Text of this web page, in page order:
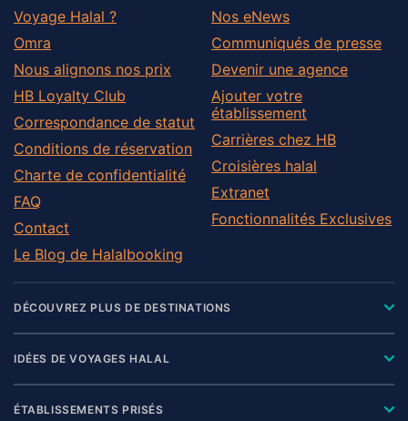
Voyage Halal ?
Omra
Nous alignons nos prix
HB Loyalty Club
Correspondance de statut
Conditions de réservation
Charte de confidentialité
FAQ
Contact
Le Blog de Halalbooking
Nos eNews
Communiqués de presse
Devenir une agence
Ajouter votre
établissement
Carrières chez HB
Croisières halal
Extranet
Fonctionnalités Exclusives
DÉCOUVREZ PLUS DE DESTINATIONS
IDÉES DE VOYAGES HALAL
ÉTABLISSEMENTS PRISÉS